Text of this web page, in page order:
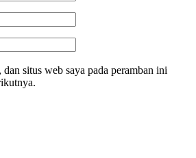
situs web saya pada peramban ini